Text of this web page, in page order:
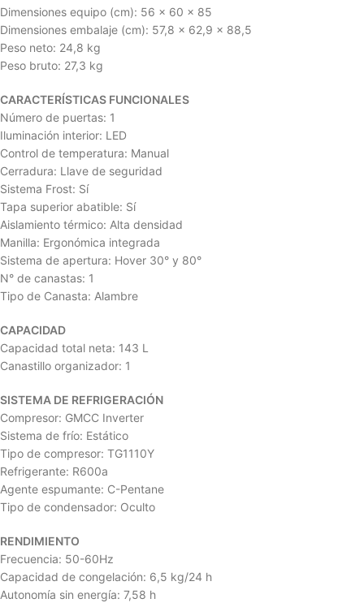
Dimensiones equipo (cm): 56 x 60 x 85
Dimensiones embalaje (cm): 57,8 x 62,9 x 88,5
Peso neto: 24,8 kg
Peso bruto: 27,3 kg
CARACTERÍSTICAS FUNCIONALES
Número de puertas: 1
Iluminación interior: LED
Control de temperatura: Manual
Cerradura: Llave de seguridad
Sistema Frost: Sí
Tapa superior abatible: Sí
Aislamiento térmico: Alta densidad
Manilla: Ergonómica integrada
Sistema de apertura: Hover 30° y 80°
N° de canastas: 1
Tipo de Canasta: Alambre
CAPACIDAD
Capacidad total neta: 143 L
Canastillo organizador: 1
SISTEMA DE REFRIGERACIÓN
Compresor: GMCC Inverter
Sistema de frío: Estático
Tipo de compresor: TG1110Y
Refrigerante: R600a
Agente espumante: C-Pentane
Tipo de condensador: Oculto
RENDIMIENTO
Frecuencia: 50-60Hz
Capacidad de congelación: 6,5 kg/24 h
Autonomía sin energía: 7,58 h